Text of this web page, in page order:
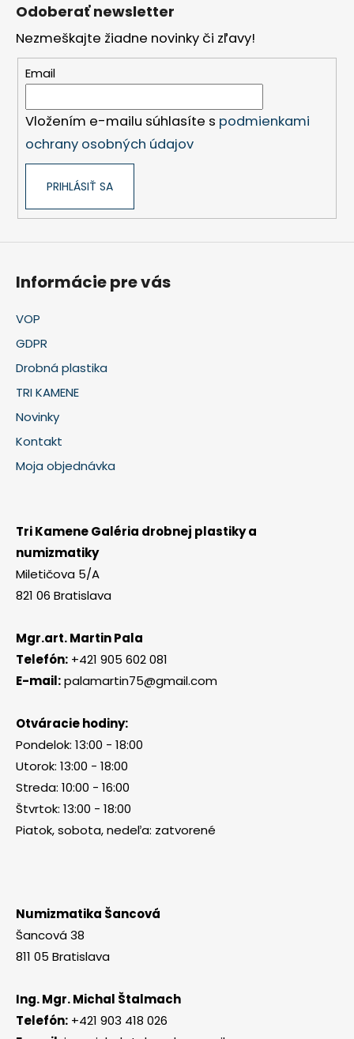
Odoberať newsletter
Nezmeškajte žiadne novinky či zľavy!
Email
Vložením e-mailu súhlasíte s podmienkami
ochrany osobných údajov
PRIHLÁSIŤ SA
Informácie pre vás
VOP
GDPR
Drobná plastika
TRI KAMENE
Novinky
Kontakt
Moja objednávka
Tri Kamene Galéria drobnej plastiky a
numizmatiky
Miletičova 5/A
821 06 Bratislava
Mgr.art. Martin Pala
Telefón: +421 905 602 081
E-mail:palamartin75@gmail.com
Otváracie hodiny:
Pondelok: 13:00 - 18:00
Utorok: 13:00 - 18:00
Streda: 10:00 - 16:00
Štvrtok: 13:00 - 18:00
Piatok, sobota, nedeľa: zatvorené
Numizmatika Šancová
Šancová 38
811 05 Bratislava
Ing. Mgr. Michal Štalmach
Telefón: +421 903 418 026